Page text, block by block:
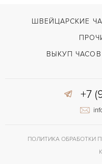
ВОЗМОЖНОСТИ ДОСТАВКИ
ШВЕЙЦАРСКИЕ
ВЫКУП
+7
ПОЛИТИКА ОБРАБОТКИ